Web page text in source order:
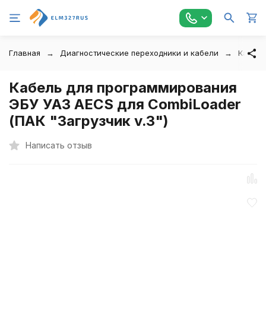
Главная Диагностические переходники и кабели
Кабель для программирования
ЭБУ УАЗ AECS для CombiLoader
(ПАК "Загрузчик v.3")
Написать отзыв